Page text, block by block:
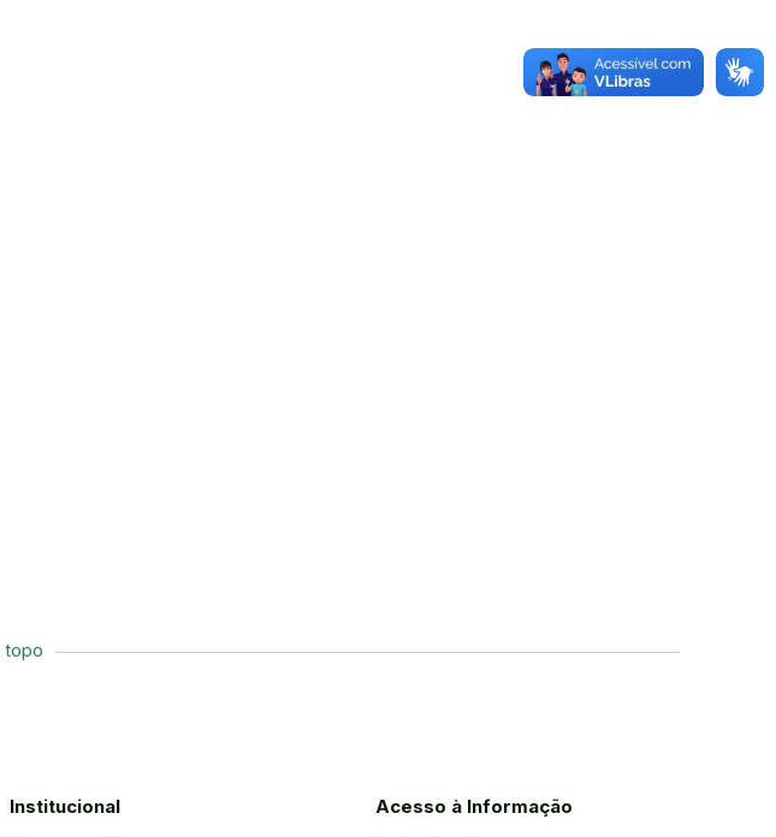
topo
Institucional
Acesso à Informação